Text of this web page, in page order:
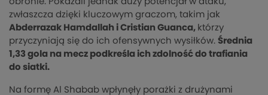
zwłaszcza dzięki kluczowym graczom, takim jak
Abderrazak Hamdallah i Cristian Guanca, którzy
przyczyniają się do ich ofensywnych wysiłków. Średnia
1,33 gola na mecz podkreśla ich zdolność do trafiania
do siatki.
Na formę Al Shabab wpłynęły porażki z drużynami